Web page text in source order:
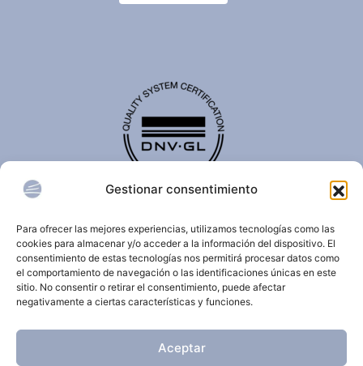
Gestionar consentimiento
Para ofrecer las mejores experiencias, utilizamos tecnologías como las
cookies para almacenar y/o acceder a la información del dispositivo. El
consentimiento de estas tecnologías nos permitirá procesar datos como
el comportamiento de navegación o las identificaciones únicas en este
sitio. No consentir o retirar el consentimiento, puede afectar
negativamente a ciertas características y funciones.
Aceptar
internacionalmente y confirma que una organización
cumple con estándares de calidad, seguridad,
sostenibilidad y/o gestión.
Todos los derechos reservados.